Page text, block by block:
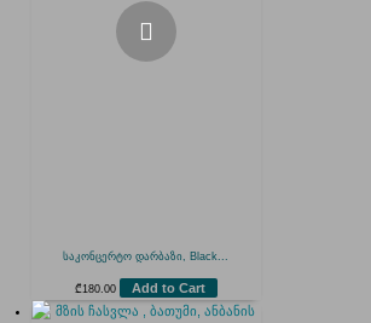
საკონცერტო დარბაზი, Black...
₾ 180.00 Add to Cart